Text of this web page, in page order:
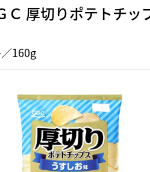
Ｃ 厚切りポテトチッ
160g